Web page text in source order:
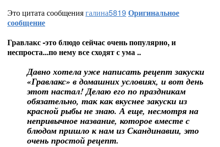
Это цитата сообщениягалина5819 Оригинальное
сообщение
Гравлакс -это блюдо сейчас очень популярно, и
неспроста...по нему все сходят с ума ..
Давно хотела уже написать рецепт закуски
«Гравлакс» в домашних условиях, и вот день
этот настал! Делаю его по праздникам
обязательно, так как вкуснее закуски из
красной рыбы не знаю. А еще, несмотря на
непривычное название, которое вместе с
блюдом пришло к нам из Скандинавии, это
очень простой рецепт.